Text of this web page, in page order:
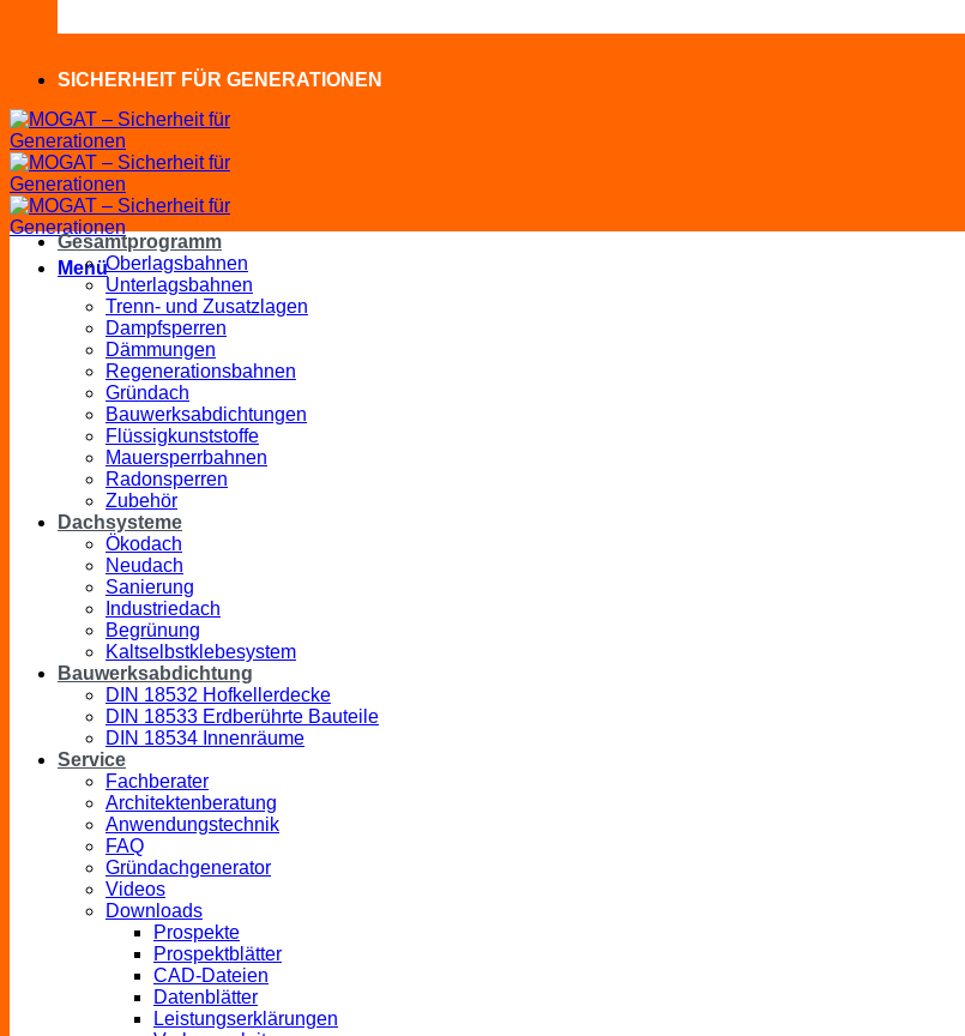
SICHERHEIT FÜR GENERATIONEN
Menü
Gesamtprogramm
Oberlagsbahnen
Unterlagsbahnen
Trenn- und Zusatzlagen
Dampfsperren
Dämmungen
Regenerationsbahnen
Gründach
Bauwerksabdichtungen
Flüssigkunststoffe
Mauersperrbahnen
Radonsperren
Zubehör
Dachsysteme
Ökodach
Neudach
Sanierung
Industriedach
Begrünung
Kaltselbstklebesystem
Bauwerksabdichtung
DIN 18532 Hofkellerdecke
DIN 18533 Erdberührte Bauteile
DIN 18534 Innenräume
Service
Fachberater
Architektenberatung
Anwendungstechnik
FAQ
Gründachgenerator
Videos
Downloads
Prospekte
Prospektblätter
CAD-Dateien
Datenblätter
Leistungserklärungen